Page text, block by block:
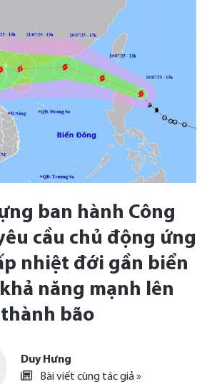
ban hành Công
cầu chủ động ứng
nhiệt đới gần biển
năng mạnh lên
thành bão
Duy Hưng
Bài viết cùng tác giả »